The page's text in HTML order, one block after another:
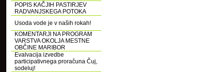
POPIS KAČJIH PASTIRJEV
RADVANJSKEGA POTOKA
Usoda vode je v naših rokah!
KOMENTARJI NA PROGRAM
VARSTVA OKOLJA MESTNE
OBČINE MARIBOR
Evalvacija izvedbe
participativnega proračuna Čuj,
sodeluj!